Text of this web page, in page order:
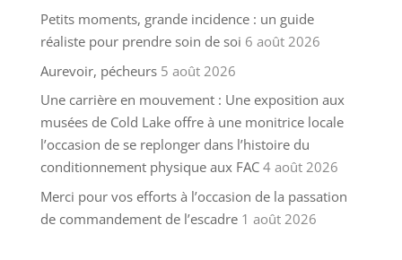
Petits moments, grande incidence : un guide
réaliste pour prendre soin de soi 6 août 2026
Aurevoir, pécheurs 5 août 2026
Une carrière en mouvement : Une exposition aux
musées de Cold Lake offre à une monitrice locale
l’occasion de se replonger dans l’histoire du
conditionnement physique aux FAC 4 août 2026
Merci pour vos efforts à l’occasion de la passation
de commandement de l’escadre 1 août 2026